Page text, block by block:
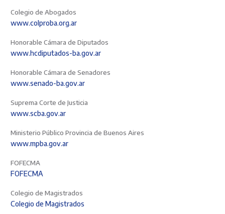
Colegio de Abogados
www.colproba.org.ar
Honorable Cámara de Diputados
www.hcdiputados-ba.gov.ar
Honorable Cámara de Senadores
www.senado-ba.gov.ar
Suprema Corte de Justicia
www.scba.gov.ar
Ministerio Público Provincia de Buenos Aires
www.mpba.gov.ar
FOFECMA
FOFECMA
Colegio de Magistrados
Colegio de Magistrados